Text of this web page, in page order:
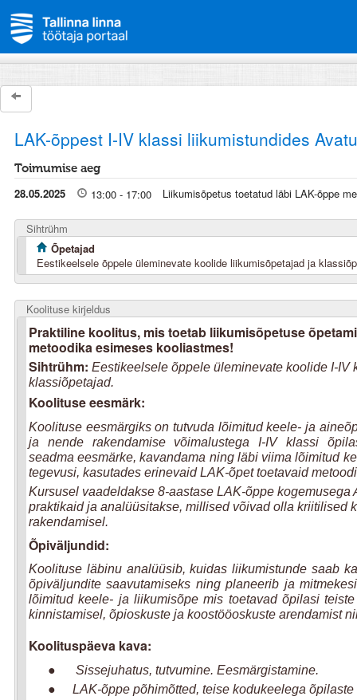
LAK-õppest I-IV klassi liikumistundides
Toimumise aeg
28.05.2025 13:00 - 17:00 Liikumisõpetus toetatud läbi LAK-õppe
Sihtrühm
Õpetajad
Eestikeelsele õppele üleminevate koolide liikumisõpetajad ja
Koolituse kirjeldus
Praktiline koolitus, mis toetab liikumisõpetuse
metoodika esimeses kooliastmes!
Sihtrühm: Eestikeelsele õppele üleminevate koolide I-IV
klassiõpetajad.
Koolituse eesmärk:
Koolituse eesmärgiks on tutvuda lõimitud keele- ja
ja nende rakendamise võimalustega I-IV klassi
seadma eesmärke, kavandama ning läbi viima lõimitud
tegevusi, kasutades erinevaid LAK-õpet toetavaid
Kursusel vaadeldakse 8-aastase LAK-õppe kogemusega
praktikaid ja analüüsitakse, millised võivad olla kriitilised
rakendamisel.
Õpiväljundid:
Koolituse läbinu analüüsib, kuidas liikumistunde saab
õpiväljundite saavutamiseks ning planeerib ja
lõimitud keele- ja liikumisõpe mis toetavad õpilasi
kinnistamisel, õpioskuste ja koostööoskuste arendamist
Koolituspäeva kava:
●
Sissejuhatus, tutvumine. Eesmärgistamine.
●
LAK-õppe põhimõtted, teise kodukeelega